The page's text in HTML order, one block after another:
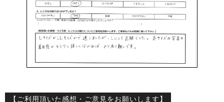
【ご利用頂いた感想・ご意見をお願いします】